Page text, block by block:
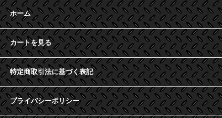
ホーム
カートを見る
特定商取引法に基づく表記
プライバシーポリシー